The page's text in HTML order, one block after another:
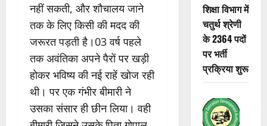
नहीं सकती, और शौचालय जाने
तक के लिए किसी की मदद की
जरूरत पड़ती है।03 वर्ष पहले
तक अवंतिका अपने पैरों पर खड़ी
होकर भविष्य की नई राहें खोज रही
थी। पर एक गंभीर बीमारी ने
उसका संसार ही छीन लिया। वही
शिक्षा विभाग में
चतुर्थ श्रेणी
के 2364 पदों
पर भर्ती
प्रक्रिया शुरू